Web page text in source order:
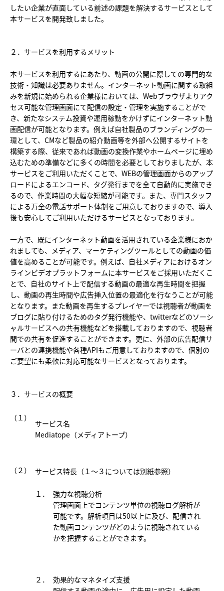
したい企業が直面している前述の課題を解決するサービスとして
本サービスを開発致しました。
２．サービスを利用するメリット
本サービスを利用するにあたり、動画の公開に際しての専門的な
技術・知識は必要ありません。インターネット動画に関する取組
みを新規に始められる企業様においては、Webブラウザよりアク
セス可能な管理画面にて配信の設定・管理を実施することがで
き、新たなシステム投資や運用稼動をかけずにインターネット動
画配信が可能となります。例えば自社製品のブランディングの一
環として、CMなど製品の紹介動画等を外部へ公開するサイトを
構築する際、従来であれば動画の変換作業やホームページに埋め
込むための準備などに多くの時間を必要としておりましたが、本
サービスをご利用いただくことで、WEBの管理画面からのアップ
ロードによるエンコード、タグ発行までを全て自動的に実施でき
るので、作業時間の大幅な短縮が可能です。また、専門スタッフ
による万全の電話サポート体制をご用意しておりますので、導入
後も安心してご利用いただけるサービスとなっております。
一方で、既にインターネット動画を活用されている企業様におか
れましても、メディア、マーケティングツールとしての動画の価
値を高めることが可能です。例えば、自社メディアにおけるオン
ラインビデオプラットフォームに本サービスをご採用いただくこ
とで、自社のサイト上で配信する動画の最適な再生時間を把握
し、動画の再生時間や広告挿入位置の最適化を行なうことが可能
となります。また動画を再生するプレイヤーでは視聴者が動画を
ブログに貼り付けるためのタグ発行機能や、twitterなどのソーシ
ャルサービスへの共有機能などを搭載しておりますので、視聴者
間での共有を促進することができます。更に、外部の広告配信サ
ーバとの連携機能や各種APIもご用意しておりますので、個別の
ご要望にも柔軟に対応可能なサービスとなっております。
３．サービスの概要
（１）
サービス名
Mediatope（メディアトープ）
（２） サービス特長（１～３については別紙参照）
１．
強力な視聴分析
管理画面上でコンテンツ単位の視聴ログ解析が
可能です。解析項目は50以上に及び、配信され
た動画コンテンツがどのように視聴されている
かを把握することができます。
２．
効果的なマネタイズ支援